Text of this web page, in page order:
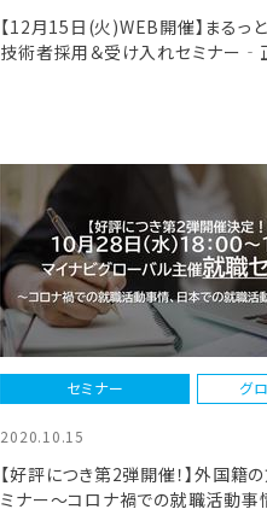
【12月15日(火)WEB開催】まるっ
技術者採用＆受け入れセミナー‐
セミナー グ
2020.10.15
【好評につき第2弾開催！】外国籍
ミナー～コロナ禍での就職活動事